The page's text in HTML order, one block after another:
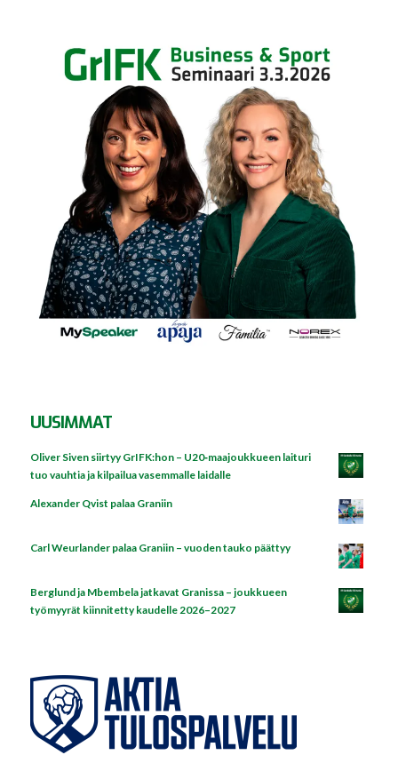
UUSIMMAT
Oliver Siven siirtyy GrIFK:hon – U20‑maajoukkueen laituri
tuo vauhtia ja kilpailua vasemmalle laidalle
Alexander Qvist palaa Graniin
Carl Weurlander palaa Graniin – vuoden tauko päättyy
Berglund ja Mbembela jatkavat Granissa – joukkueen
työmyyrät kiinnitetty kaudelle 2026–2027